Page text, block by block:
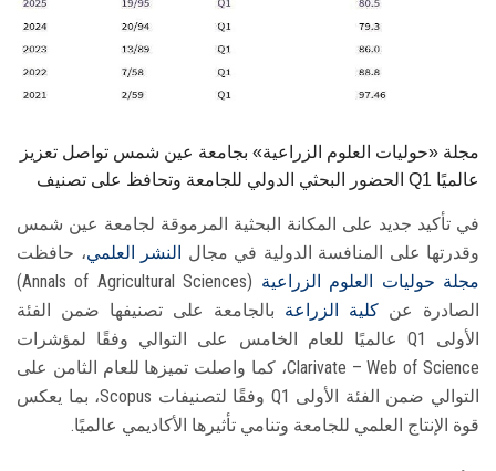
الموظفون
الزائـرون
مجلة «حوليات العلوم الزراعية» بجامعة عين شمس تواصل تعزيز
الحضور البحثي الدولي للجامعة وتحافظ على تصنيف Q1 عالميًا
في تأكيد جديد على المكانة البحثية المرموقة لجامعة عين شمس
وقدرتها على المنافسة الدولية في مجال النشر العلمي، حافظت
مجلة حوليات العلوم الزراعية
(Annals of Agricultural Sciences)
الصادرة عن كلية الزراعة بالجامعة على تصنيفها ضمن الفئة
الأولى Q1 عالميًا للعام الخامس على التوالي وفقًا لمؤشرات
Clarivate – Web of Science، كما واصلت تميزها للعام الثامن على
التوالي ضمن الفئة الأولى Q1 وفقًا لتصنيفات Scopus، بما يعكس
قوة الإنتاج العلمي للجامعة وتنامي تأثيرها الأكاديمي عالميًا.